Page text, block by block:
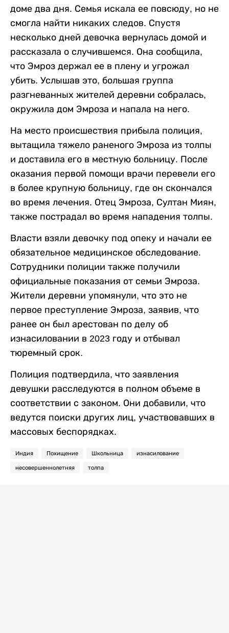
доме два дня. Семья искала ее повсюду, но не
смогла найти никаких следов. Спустя
несколько дней девочка вернулась домой и
рассказала о случившемся. Она сообщила,
что Эмроз держал ее в плену и угрожал
убить. Услышав это, большая группа
разгневанных жителей деревни собралась,
окружила дом Эмроза и напала на него.
На место происшествия прибыла полиция,
вытащила тяжело раненого Эмроза из толпы
и доставила его в местную больницу. После
оказания первой помощи врачи перевели его
в более крупную больницу, где он скончался
во время лечения. Отец Эмроза, Султан Миян,
также пострадал во время нападения толпы.
Власти взяли девочку под опеку и начали ее
обязательное медицинское обследование.
Сотрудники полиции также получили
официальные показания от семьи Эмроза.
Жители деревни упомянули, что это не
первое преступление Эмроза, заявив, что
ранее он был арестован по делу об
изнасиловании в 2023 году и отбывал
тюремный срок.
Полиция подтвердила, что заявления
девушки расследуются в полном объеме в
соответствии с законом. Они добавили, что
ведутся поиски других лиц, участвовавших в
массовых беспорядках.
Индия Похищение Школьница изнасилование
несовершеннолетняя толпа